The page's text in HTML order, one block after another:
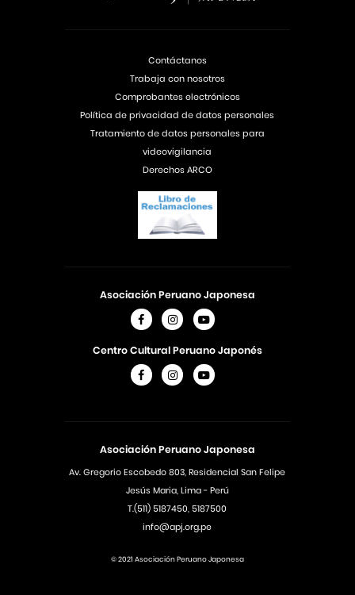
Asociación Peruano Japonesa
Av. Gregorio Escobedo 803, Residencial San Felipe
Jesús Maria, Lima - Perú
T.(511) 5187450, 5187500
info@apj.org.pe
Asociación Peruano Japonesa
Centro Cultural Peruano Japonés
Contáctanos
Trabaja con nosotros
Comprobantes electrónicos
Política de privacidad de datos personales
Tratamiento de datos personales para
videovigilancia
Derechos ARCO
© 2021 Asociación Peruano Japonesa